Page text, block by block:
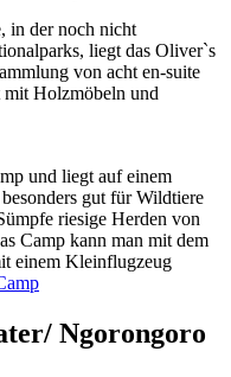
in der noch nicht
liegt das Oliver`s
von acht en-suite
mit Holzmöbeln und
und liegt auf einem
gut für Wildtiere
riesige Herden von
Camp kann man mit dem
einem Kleinflugzeug
Ngorongoro